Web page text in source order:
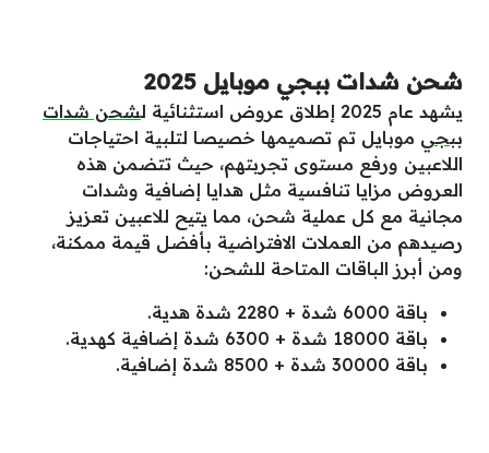
شحن شدات ببجي موبايل 2025
يشهد عام 2025 إطلاق عروض استثنائية ل
شحن شدات
ببجي موبايل تم تصميمها خصيصا لتلبية احتياجات
اللاعبين ورفع مستوى تجربتهم، حيث تتضمن هذه
العروض مزايا تنافسية مثل هدايا إضافية وشدات
مجانية مع كل عملية شحن، مما يتيح للاعبين تعزيز
رصيدهم من العملات الافتراضية بأفضل قيمة ممكنة،
ومن أبرز الباقات المتاحة للشحن:
باقة 6000 شدة + 2280 شدة هدية.
باقة 18000 شدة + 6300 شدة إضافية كهدية.
باقة 30000 شدة + 8500 شدة إضافية.